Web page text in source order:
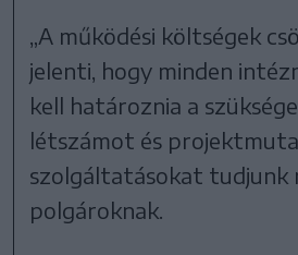
„A működési költségek
jelenti, hogy minden
kell határoznia a
létszámot és
szolgáltatásokat tudjunk
polgároknak.